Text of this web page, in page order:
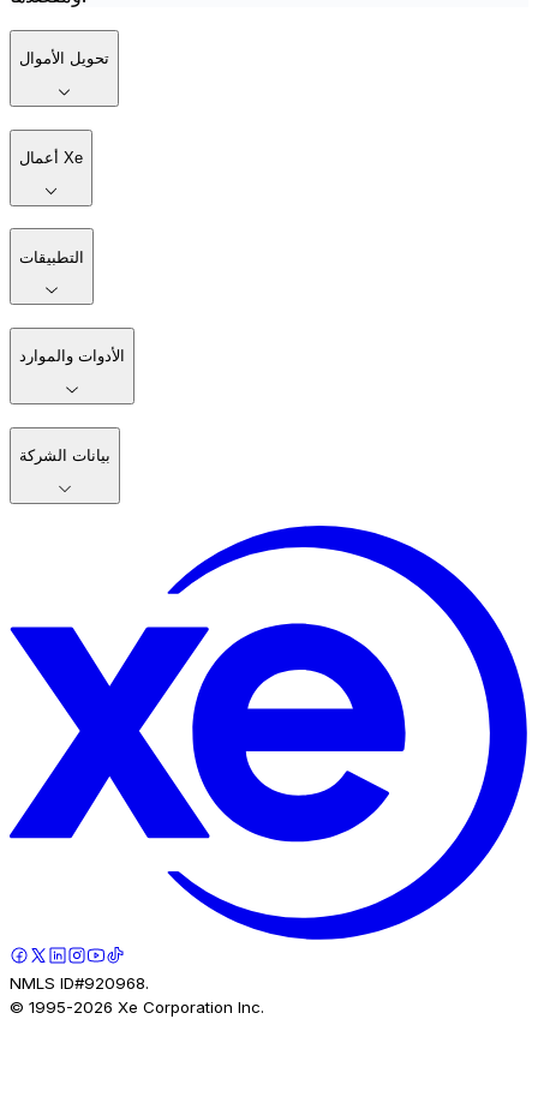
تحويل الأموال
أعمال Xe
التطبيقات
الأدوات والموارد
بيانات الشركة
NMLS ID#920968.
© 1995-2026 Xe Corporation Inc.